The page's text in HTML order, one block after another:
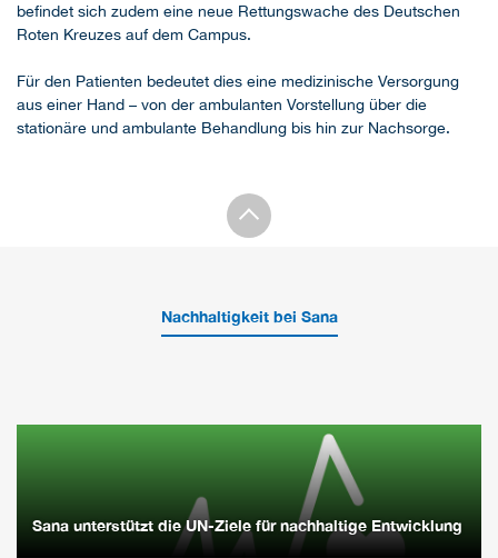
befindet sich zudem eine neue Rettungswache des Deutschen
Roten Kreuzes auf dem Campus.
Für den Patienten bedeutet dies eine medizinische Versorgung
aus einer Hand – von der ambulanten Vorstellung über die
stationäre und ambulante Behandlung bis hin zur Nachsorge.
Nachhaltigkeit bei Sana
Sana unterstützt die UN-Ziele für nachhaltige Entwicklung